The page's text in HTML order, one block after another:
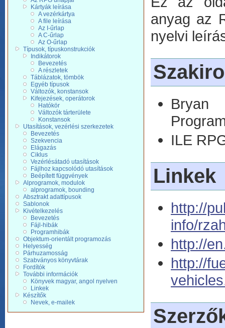
Kártyák leírása
A vezérkártya
A file leírása
Az I-űrlap
A C-űrlap
Az O-űrlap
Típusok, típuskonstrukciók
Indikátorok
Bevezetés
A részletek
Táblázatok, tömbök
Egyéb típusok
Változók, konstansok
Kifejezések, operátorok
Hatókör
Változók tárterülete
Konstansok
Utasítások, vezérlési szerkezetek
Bevezetés
Szekvencia
Elágazás
Ciklus
Vezérlésátadó utasítások
Fájlhoz kapcsolódó utasítások
Beépített függvények
Alprogramok, modulok
alprogramok, bounding
Absztrakt adattípusok
Sablonok
Kivételkezelés
Bevezetés
Fájl-hibák
Programhibák
Objektum-orientált programozás
Helyesség
Párhuzamosság
Szabványos könyvtárak
Fordítók
További információk
Könyvek magyar, angol nyelven
Linkek
Készítők
Nevek, e-mailek
anyag az
nyelvi
Bryan
ILE
Linkek
http://
info/
http://
http://